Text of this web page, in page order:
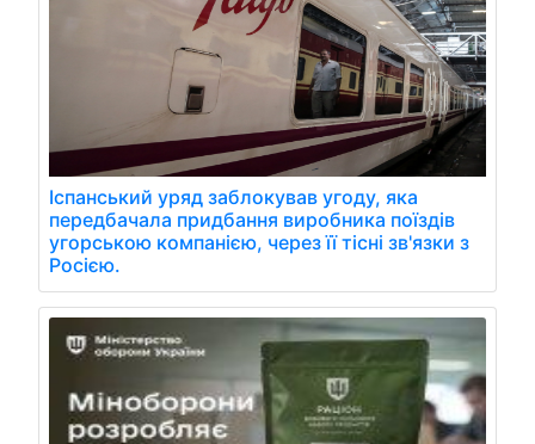
Іспанський уряд заблокував угоду, яка
передбачала придбання виробника поїздів
угорською компанією, через її тісні зв'язки з
Росією.